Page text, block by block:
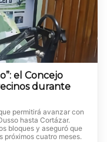
el Concejo
durante
permitirá avanzar con
hasta Cortázar.
bloques y aseguró que
próximos cuatro meses.